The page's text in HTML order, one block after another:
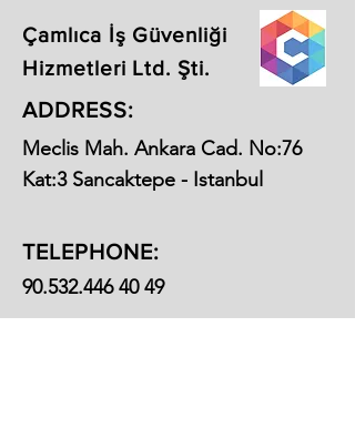
Çamlıca İş Güvenliği
Hizmetleri Ltd. Şti.
ADDRESS:
Meclis Mah. Ankara Cad. No:76
Kat:3 Sancaktepe - Istanbul
TELEPHONE:
90.532.446 40 49